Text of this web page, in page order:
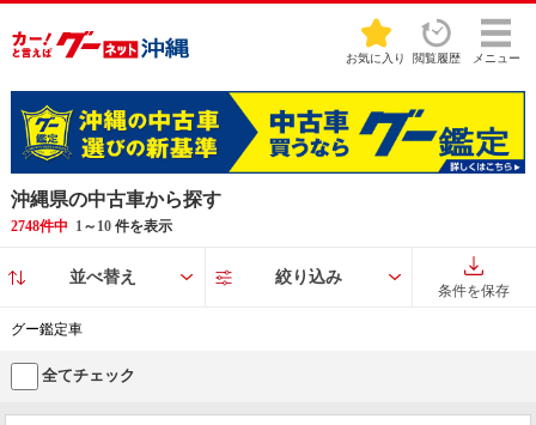
お気に入り 閲覧履歴 メニュー
沖縄県の中古車から探す
2748件中 1～ 10件を表示
並べ替え 絞り込み
条件を保存
グー鑑定車
全てチェック